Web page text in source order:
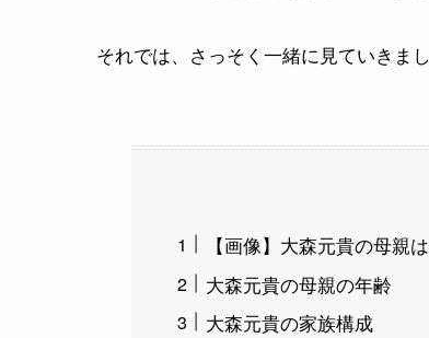
それでは、さっそく一緒に見ていきま
【画像】大森元貴の母親
大森元貴の母親の年齢
大森元貴の家族構成